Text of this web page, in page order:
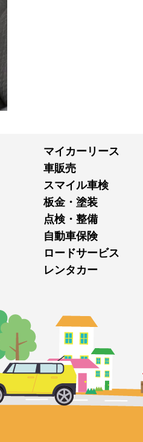
マイカーリース
車販売
スマイル車検
板金・塗装
点検・整備
自動車保険
ロードサービス
レンタカー